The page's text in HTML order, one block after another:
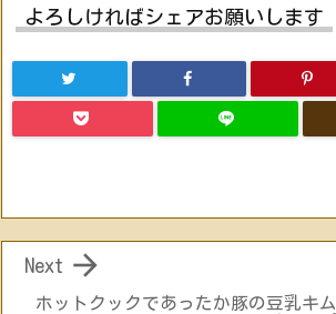
よろしければシェアお願いします
ホットクックであったか豚の豆乳キム

Next